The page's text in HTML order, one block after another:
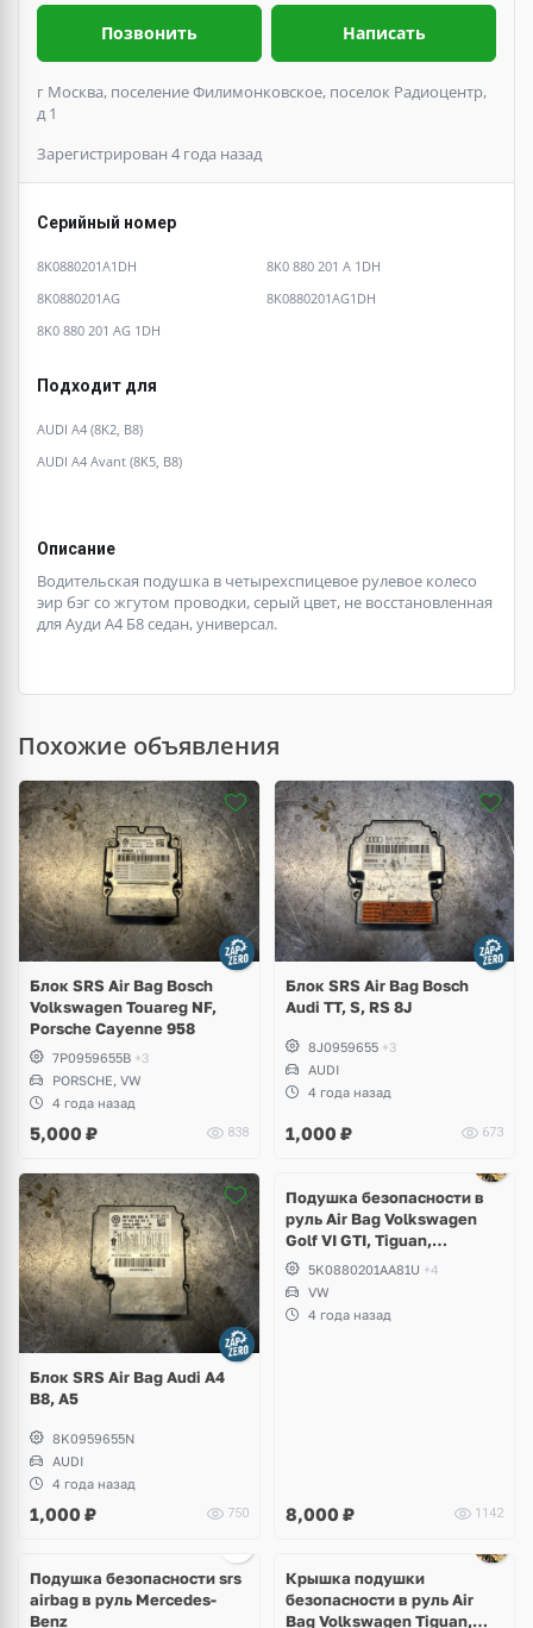
Позвонить Написать
г Москва, поселение Филимонковское, поселок Радиоцентр,
д 1
Зарегистрирован 4 года назад
Серийный номер
8K0880201A1DH
8K0 880 201 A 1DH
8K0880201AG
8K0880201AG1DH
8K0 880 201 AG 1DH
Подходит для
AUDI A4 (8K2, B8)
AUDI A4 Avant (8K5, B8)
Описание
Водительская подушка в четырехспицевое рулевое колесо
эир бэг со жгутом проводки, серый цвет, не восстановленная
для Ауди А4 Б8 седан, универсал.
Похожие объявления
Блок SRS Air Bag Bosch
Volkswagen Touareg NF,
Porsche Cayenne 958
7P0959655B +3
PORSCHE, VW
4 года назад
5,000 ₽ 838
Блок SRS Air Bag Bosch
Audi TT, S, RS 8J
8J0959655 +3
AUDI
4 года назад
1,000 ₽ 673
Блок SRS Air Bag Audi A4
B8, A5
8K0959655N
AUDI
4 года назад
1,000 ₽ 750
Подушка безопасности в
руль Air Bag Volkswagen
Golf VI GTI, Tiguan,
Scirocco, Touran, Polo,
Passat B6, B7, CC
5K0880201AA81U +4
VW
4 года назад
8,000 ₽ 1142
Подушка безопасности srs
airbag в руль Mercedes-
Benz
Крышка подушки
безопасности в руль Air
Bag Volkswagen Tiguan,